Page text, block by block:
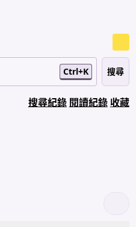
Ctrl+K
搜尋紀錄 閱讀紀錄 收藏